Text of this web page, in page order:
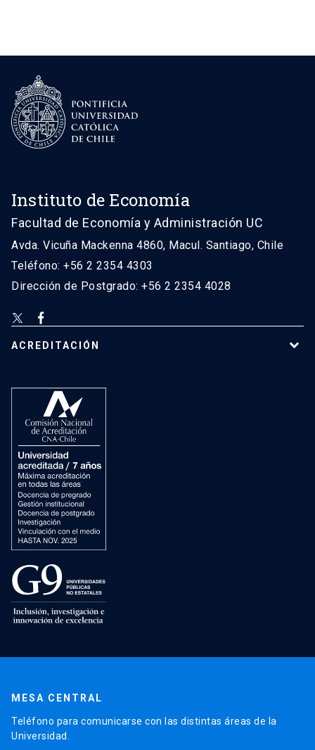
Instituto de Economía
Facultad de Economía y Administración UC
Avda. Vicuña Mackenna 4860, Macul. Santiago, Chile
Teléfono: +56 2 2354 4303
Dirección de Postgrado: +56 2 2354 4028
ACREDITACIÓN
MESA CENTRAL
Teléfono para comunicarse con las distintas áreas de la
Universidad.